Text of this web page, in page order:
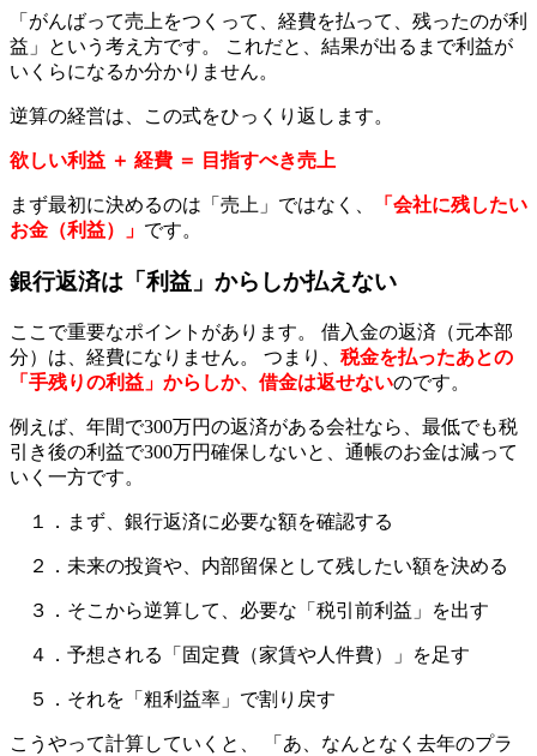
「がんばって売上をつくって、経費を払って、残ったのが利
益」という考え方です。 これだと、結果が出るまで利益が
いくらになるか分かりません。
逆算の経営は、この式をひっくり返します。
欲しい利益 ＋ 経費 ＝ 目指すべき売上
まず最初に決めるのは「売上」ではなく、
「会社に残したい
お金（利益）」 です。
銀行返済は「利益」からしか払えない
ここで重要なポイントがあります。 借入金の返済（元本部
分）は、経費になりません。 つまり、 税金を払ったあとの
「手残りの利益」からしか、借金は返せないのです。
例えば、年間で300万円の返済がある会社なら、最低でも税
引き後の利益で300万円確保しないと、通帳のお金は減って
いく一方です。
１．まず、銀行返済に必要な額を確認する
２．未来の投資や、内部留保として残したい額を決める
３．そこから逆算して、必要な「税引前利益」を出す
４．予想される「固定費（家賃や人件費）」を足す
５．それを「粗利益率」で割り戻す
こうやって計算していくと、 「あ、なんとなく去年のプラ